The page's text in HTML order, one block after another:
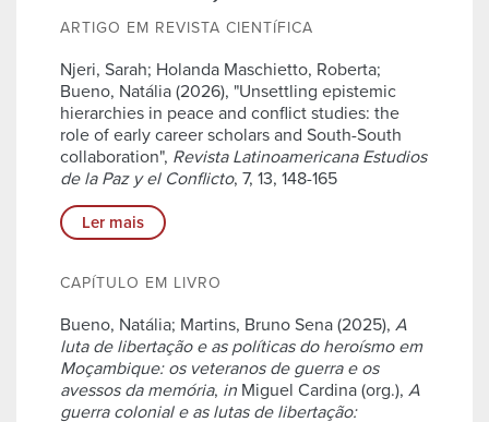
ARTIGO EM REVISTA CIENTÍFICA
Njeri, Sarah; Holanda Maschietto, Roberta;
Bueno, Natália (2026), "Unsettling epistemic
hierarchies in peace and conflict studies: the
role of early career scholars and South-South
collaboration", Revista Latinoamericana Estudios
de la Paz y el Conflicto, 7, 13, 148-165
Ler mais
CAPÍTULO EM LIVRO
Bueno, Natália; Martins, Bruno Sena (2025), A
luta de libertação e as políticas do heroísmo em
Moçambique: os veteranos de guerra e os
avessos da memória, in Miguel Cardina (org.), A
guerra colonial e as lutas de libertação: